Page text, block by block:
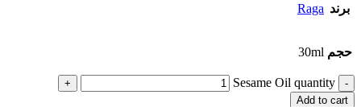
برند Raga
حجم 30ml
Sesame Oil quantity
Add to cart